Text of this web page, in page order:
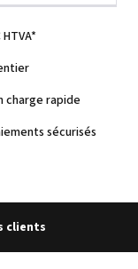
charge rapide
sécurisés
clients